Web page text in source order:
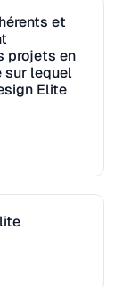
et
projets en
sur lequel
Elite